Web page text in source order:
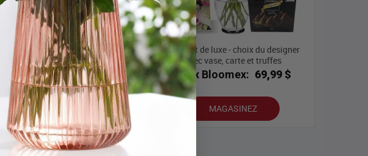
du designer - couleurs pastel
Prix Bloomex: 49,99 $
MAGASINEZ
Bouquet de luxe - choix du designer
avec vase, carte et truffes
Prix Bloomex: 69,99 $
MAGASINEZ